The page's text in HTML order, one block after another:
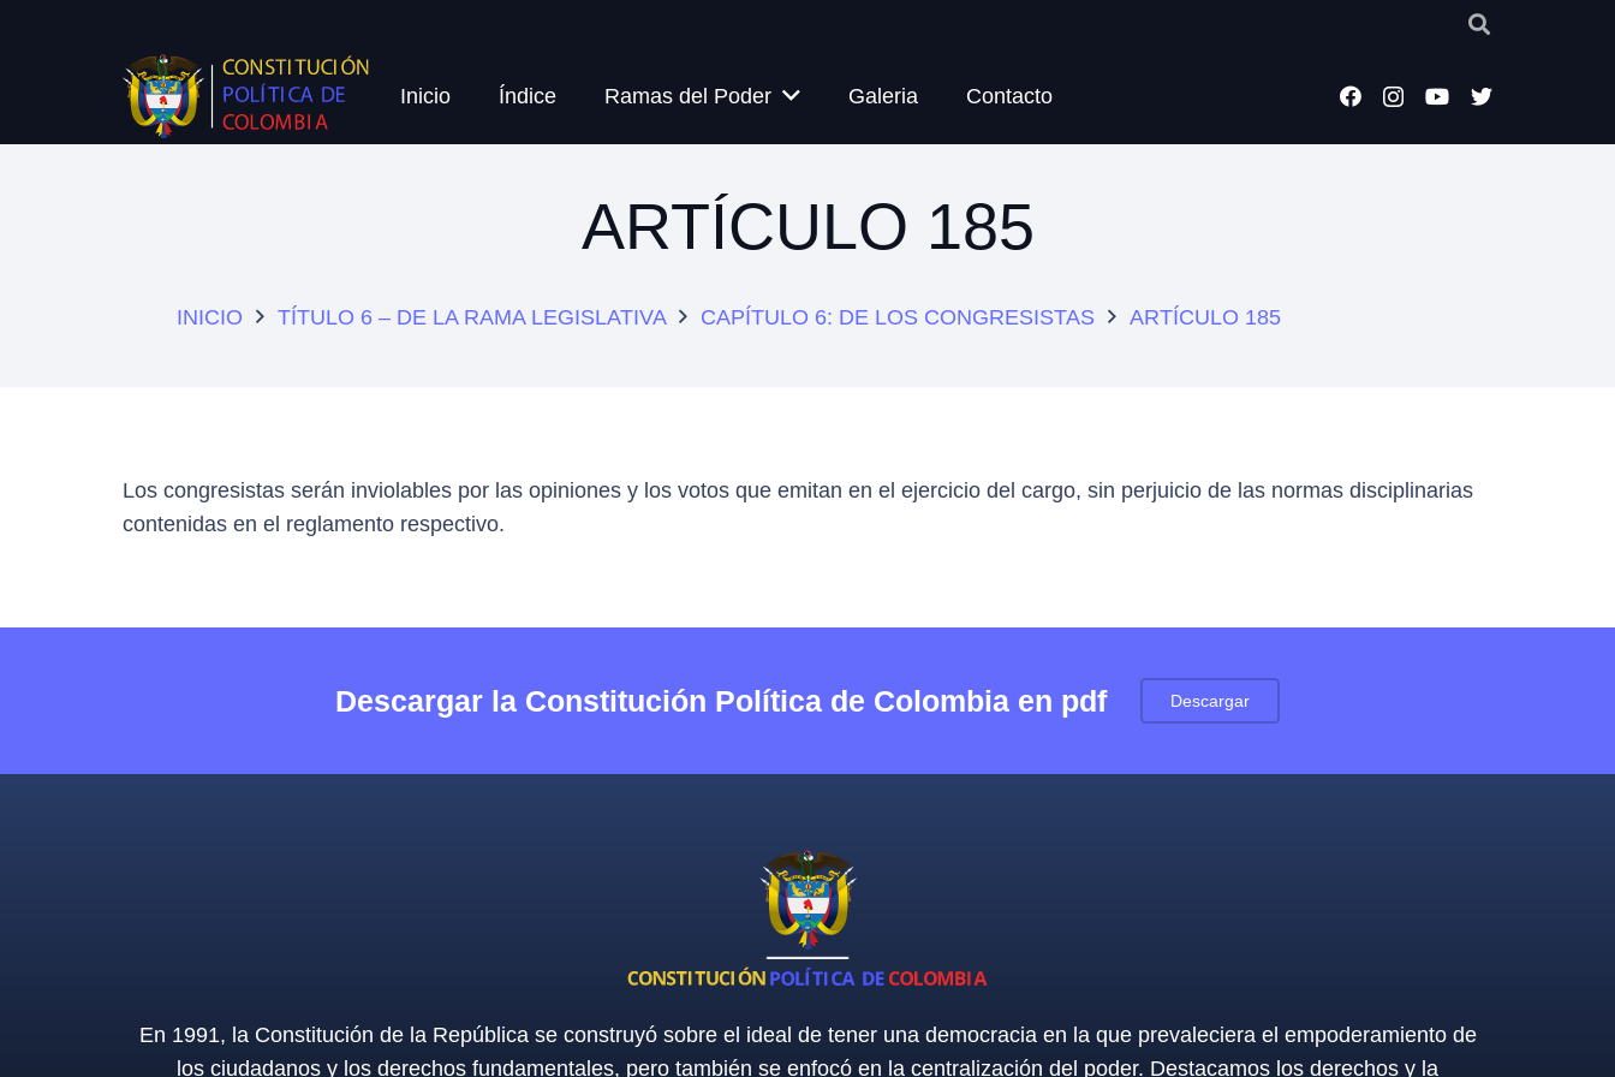
Inicio Índice Ramas del Poder Galeria Contacto
ARTÍCULO 185
INICIO TÍTULO 6 – DE LA RAMA LEGISLATIVA CAPÍTULO 6: DE LOS CONGRESISTAS ARTÍCULO 185
Los congresistas serán inviolables por las opiniones y los votos que emitan en el ejercicio del cargo, sin perjuicio de las normas disciplinarias
contenidas en el reglamento respectivo.
Descargar la Constitución Política de Colombia en pdf Descargar
En 1991, la Constitución de la República se construyó sobre el ideal de tener una democracia en la que prevaleciera el empoderamiento de
los ciudadanos y los derechos fundamentales, pero también se enfocó en la centralización del poder. Destacamos los derechos y la